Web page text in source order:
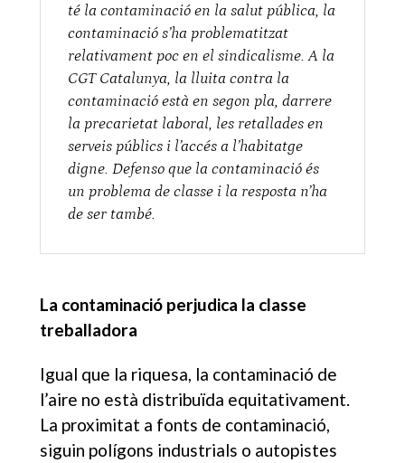
té la contaminació en la salut pública, la
contaminació s’ha problematitzat
relativament poc en el sindicalisme. A la
CGT Catalunya, la lluita contra la
contaminació està en segon pla, darrere
la precarietat laboral, les retallades en
serveis públics i l’accés a l’habitatge
digne. Defenso que la contaminació és
un problema de classe i la resposta n’ha
de ser també.
La contaminació perjudica la classe
treballadora
Igual que la riquesa, la contaminació de
l’aire no està distribuïda equitativament.
La proximitat a fonts de contaminació,
siguin polígons industrials o autopistes